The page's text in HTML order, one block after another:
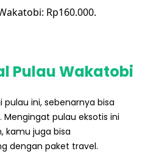
Rp160.000.
Pulau Wakatobi
ini, sebenarnya bisa
pulau eksotis ini
kamu juga bisa
dengan paket travel.